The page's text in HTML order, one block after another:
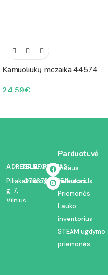
Kamuoliukų mozaika 44574
24.59€
ADRESAS:
Piliakalnio
g. 7,
Vilnius
TELEFONAS:
+37067350054
EL. PAŠTAS:
info@kodelciukas.lt
Parduotuvė
Vidaus
inventorius
Priemonės
Lauko
inventorius
STEAM ugdymo
priemonės